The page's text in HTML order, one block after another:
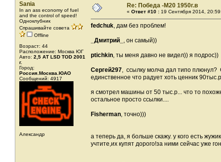
Sania
In an ass economy of fuel
and the control of speed!
Одноклубник
Спрашивайте совета
Offline
Возраст: 44
Расположение: Москва ЮГ
Авто: 2,5 АТ LSD TOD 2001
г.
Город:
Россия.Москва.ЮАО
Сообщений: 4917
Александр
Re: Победа -М20 1950г.в
« Ответ #10 : 19 Сентября 2014,
fedchuk, дам без проблем!
_Дмитрий_ , он самый))
ptichkin, ты меня давно не видел)) я подрос))
Сергей297, ссылку молча дал типо плюнул?
единственное что радует хоть ценник
я смотрел машины от 50 тыс.р... что то
остальное просто ссылки....
Fisherman, точно)))
а теперь да, я больше скажу. у кого есть
учтите,их купят дорого!за ними сейчас уже